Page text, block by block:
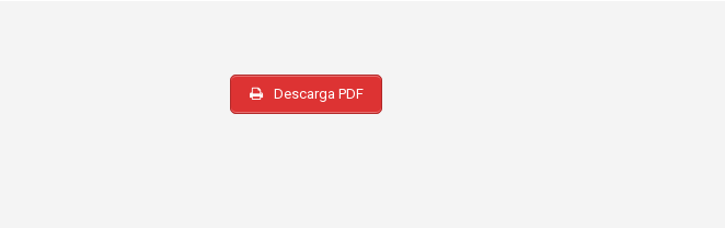
Descarga PDF